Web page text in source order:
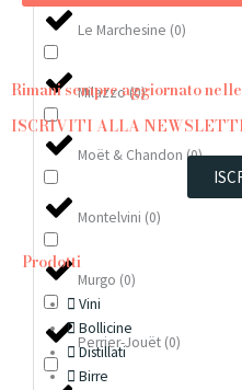
Le Marchesine (0)
Milazzo(0)
Moët & Chandon (0)
Montelvini (0)
Murgo (0)
Perrier-Jouët (0)
Rimani sempre aggiornato
ISCRIVITI ALLA
Prodotti
Vini
Bollicine
Distillati
Birre